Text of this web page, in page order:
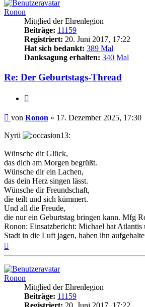
Ronon
Mitglied der Ehrenlegion
Beiträge: 11159
Registriert: 20. Juni 2017, 17:22
Hat sich bedankt: 389 Mal
Danksagung erhalten: 340 Mal
Re: Der Geburtstags-Thread
Beitrag
von Ronon » 17. Dezember 2025, 17:30
Nyrii
Wünsche dir Glück,
das dich am Morgen begrüßt.
Wünsche dir ein Lachen,
das dein Herz singen lässt.
Wünsche dir Freundschaft,
die teilt und sich kümmert.
Und all die Freude,
die nur ein Geburtstag bringen kann. Mfg
Ronon: Einsatzbericht: Michael hat
Stadt in die Luft jagen, haben ihn
Ronon
Mitglied der Ehrenlegion
Beiträge: 11159
Registriert: 20. Juni 2017, 17:22